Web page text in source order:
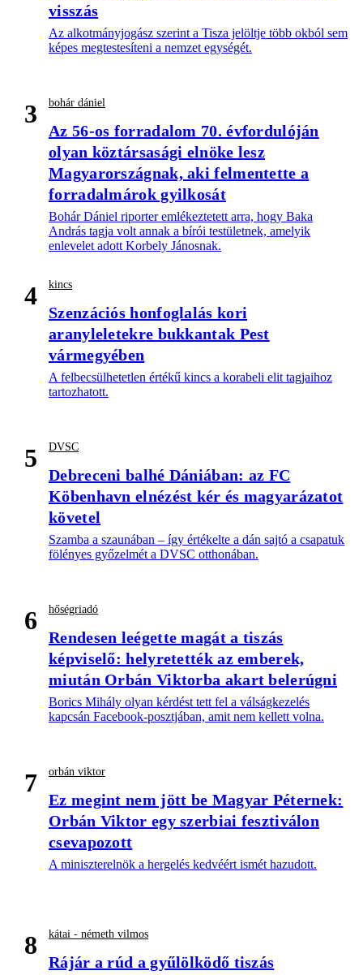
visszás
Az alkotmányjogász szerint a Tisza jelöltje több okból sem
képes megtestesíteni a nemzet egységét.
3 bohár dániel
Az 56-os forradalom 70. évfordulóján
olyan köztársasági elnöke lesz
Magyarországnak, aki felmentette a
forradalmárok gyilkosát
Bohár Dániel riporter emlékeztetett arra, hogy Baka
András tagja volt annak a bírói testületnek, amelyik
enlevelet adott Korbely Jánosnak.
4 kincs
Szenzációs honfoglalás kori
aranyleletekre bukkantak Pest
vármegyében
A felbecsülhetetlen értékű kincs a korabeli elit tagjaihoz
tartozhatott.
5 DVSC
Debreceni balhé Dániában: az FC
Köbenhavn elnézést kér és magyarázatot
követel
Szamba a szaunában – így értékelte a dán sajtó a csapatuk
fölényes győzelmét a DVSC otthonában.
6 hőségriadó
Rendesen leégette magát a tiszás
képviselő: helyretették az emberek,
miután Orbán Viktorba akart belerúgni
Borics Mihály olyan kérdést tett fel a válságkezelés
kapcsán Facebook-posztjában, amit nem kellett volna.
7 orbán viktor
Ez megint nem jött be Magyar Péternek:
Orbán Viktor egy szerbiai fesztiválon
csevapozott
A miniszterelnök a hergelés kedvéért ismét hazudott.
8 kátai - németh vilmos
Rájár a rúd a gyűlölködő tiszás